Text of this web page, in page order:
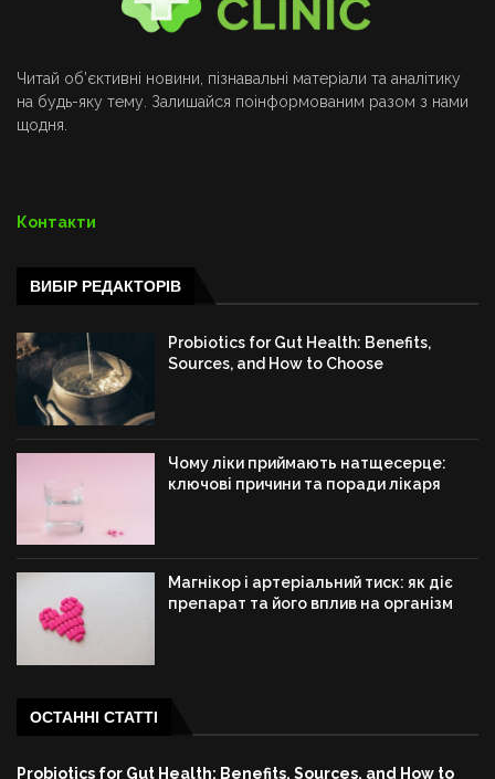
Читай об’єктивні новини, пізнавальні матеріали та аналітику
на будь-яку тему. Залишайся поінформованим разом з нами
щодня.
Контакти
ВИБІР РЕДАКТОРІВ
Probiotics for Gut Health: Benefits,
Sources, and How to Choose
Чому ліки приймають натщесерце:
ключові причини та поради лікаря
Магнікор і артеріальний тиск: як діє
препарат та його вплив на організм
ОСТАННІ СТАТТІ
Probiotics for Gut Health: Benefits, Sources, and How to